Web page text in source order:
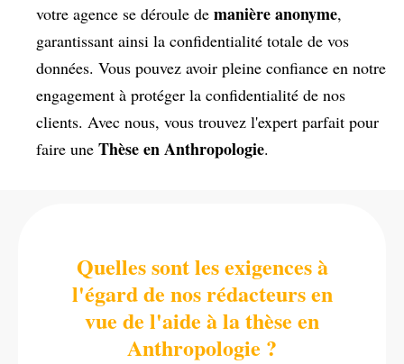
votre agence se déroule de manière anonyme,
garantissant ainsi la confidentialité totale de vos
données. Vous pouvez avoir pleine confiance en notre
engagement à protéger la confidentialité de nos
clients. Avec nous, vous trouvez l'expert parfait pour
faire une Thèse en Anthropologie.
Quelles sont les exigences à
l'égard de nos rédacteurs en
vue de l'aide à la thèse en
Anthropologie ?